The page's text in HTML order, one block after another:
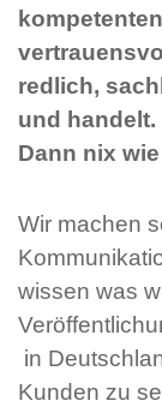
redlich,
und
Dann nix
Wir machen
wissen was
in
Kunden zu